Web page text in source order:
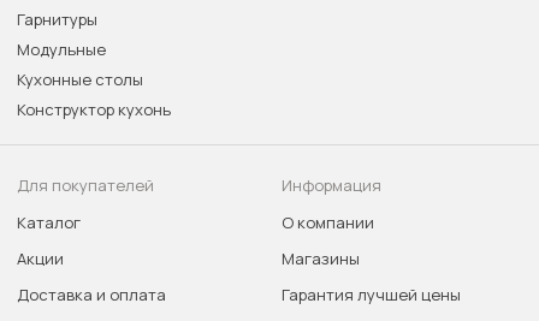
Гарнитуры
Модульные
Кухонные столы
Конструктор кухонь
Для покупателей
Каталог
Акции
Доставка и оплата
Информация
О компании
Магазины
Гарантия лучшей цены